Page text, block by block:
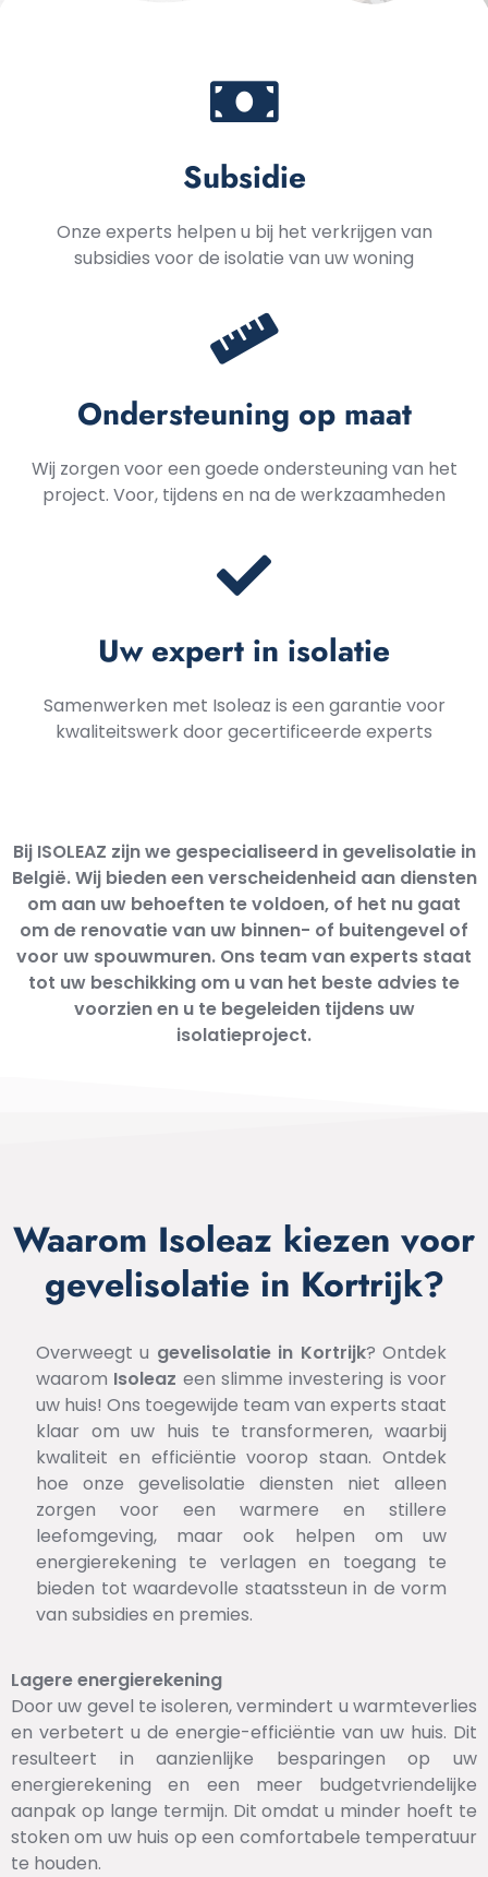
Subsidie
Onze experts helpen u bij het verkrijgen van
subsidies voor de isolatie van uw woning
Ondersteuning op maat
Wij zorgen voor een goede ondersteuning van het
project. Voor, tijdens en na de werkzaamheden
Uw expert in isolatie
Samenwerken met Isoleaz is een garantie voor
kwaliteitswerk door gecertificeerde experts
Bij ISOLEAZ zijn we gespecialiseerd in gevelisolatie in
België. Wij bieden een verscheidenheid aan diensten
om aan uw behoeften te voldoen, of het nu gaat
om de renovatie van uw binnen- of buitengevel of
voor uw spouwmuren. Ons team van experts staat
tot uw beschikking om u van het beste advies te
voorzien en u te begeleiden tijdens uw
isolatieproject.
Waarom Isoleaz kiezen voor
gevelisolatie in Kortrijk?
Overweegt u gevelisolatie in Kortrijk? Ontdek
waarom Isoleaz een slimme investering is voor
uw huis! Ons toegewijde team van experts staat
klaar om uw huis te transformeren, waarbij
kwaliteit en efficiëntie voorop staan. Ontdek
hoe onze gevelisolatie diensten niet alleen
zorgen voor een warmere en stillere
leefomgeving, maar ook helpen om uw
energierekening te verlagen en toegang te
bieden tot waardevolle staatssteun in de vorm
van subsidies en premies.
Lagere energierekening
Door uw gevel te isoleren, vermindert u warmteverlies
en verbetert u de energie-efficiëntie van uw huis. Dit
resulteert in aanzienlijke besparingen op uw
energierekening en een meer budgetvriendelijke
aanpak op lange termijn. Dit omdat u minder hoeft te
stoken om uw huis op een comfortabele temperatuur
te houden.